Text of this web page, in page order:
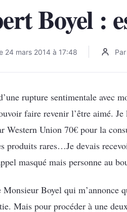
Boyel :
24 mars 2014 à 17:48
rupture sentimentale avec
faire revenir l’être aimé.
Western Union 70€ pour la
produits rares…Je devais
masqué mais personne au
Monsieur Boyel qui m’annonce
Mais pour procéder à une